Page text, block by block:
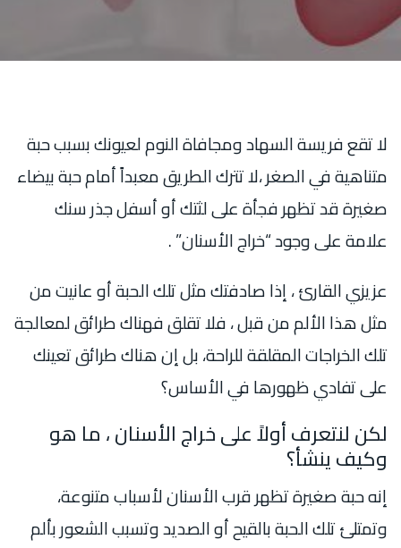
لا تقع فريسة السهاد ومجافاة النوم لعيونك بسبب حبة
متناهية في الصغر ،لا تترك الطريق معبداً أمام حبة بيضاء
صغيرة قد تظهر فجأة على لثتك أو أسفل جذر سنك
علامة على وجود “خراج الأسنان” .
عزيزي القارئ ، إذا صادفتك مثل تلك الحبة أو عانيت من
مثل هذا الألم من قبل ، فلا تقلق فهناك طرائق لمعالجة
تلك الخراجات المقلقة للراحة، بل إن هناك طرائق تعينك
على تفادي ظهورها في الأساس؟
لكن لنتعرف أولاً على خراج الأسنان ، ما هو
وكيف ينشأ؟
إنه حبة صغيرة تظهر قرب الأسنان لأسباب متنوعة،
وتمتلئ تلك الحبة بالقيح أو الصديد وتسبب الشعور بألم